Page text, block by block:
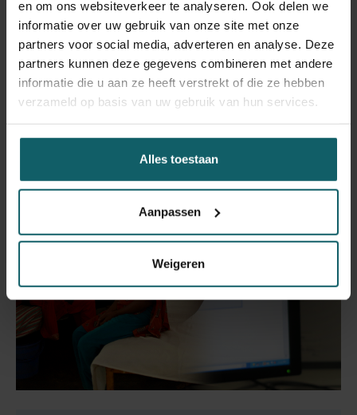
en om ons websiteverkeer te analyseren. Ook delen we
informatie over uw gebruik van onze site met onze
partners voor social media, adverteren en analyse. Deze
partners kunnen deze gegevens combineren met andere
informatie die u aan ze heeft verstrekt of die ze hebben
verzameld op basis van uw gebruik van hun services.
Alles toestaan
Aanpassen
Weigeren
Contextualise these evidence-based
recommendations to their own setting.
Formulate recommendations to prevent the
emergence of DR during treatment and preserve
treatment options in their own context.